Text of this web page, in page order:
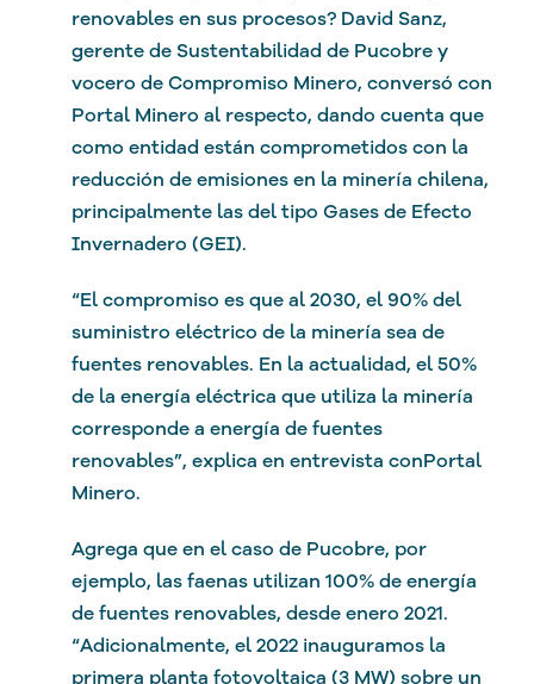
renovables en sus procesos? David Sanz,
gerente de Sustentabilidad de Pucobre y
vocero de Compromiso Minero, conversó con
Portal Minero al respecto, dando cuenta que
como entidad están comprometidos con la
reducción de emisiones en la minería chilena,
principalmente las del tipo Gases de Efecto
Invernadero (GEI).
“El compromiso es que al 2030, el 90% del
suministro eléctrico de la minería sea de
fuentes renovables. En la actualidad, el 50%
de la energía eléctrica que utiliza la minería
corresponde a energía de fuentes
renovables”, explica en entrevista conPortal
Minero.
Agrega que en el caso de Pucobre, por
ejemplo, las faenas utilizan 100% de energía
de fuentes renovables, desde enero 2021.
“Adicionalmente, el 2022 inauguramos la
primera planta fotovoltaica (3 MW) sobre un